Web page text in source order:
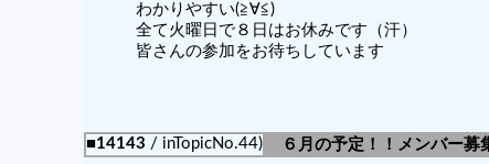
わかりやすい(≧∀≦)
全て火曜日で８日はお休みです（汗）
皆さんの参加をお待ちしています
■14143 / inTopicNo.44)
６月の予定！！メンバー募